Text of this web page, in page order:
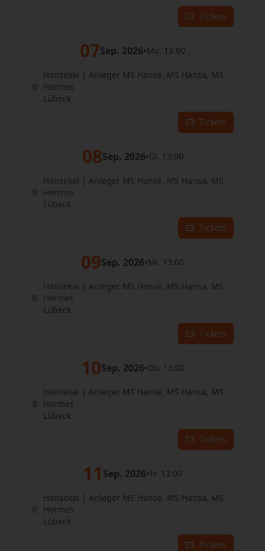
Tickets
07Sep. 2026•Mo. 13:00
Hansekai | Anleger MS Hanse, MS Hansa, MS
Hermes
Lübeck
Tickets
08Sep. 2026•Di. 13:00
Hansekai | Anleger MS Hanse, MS Hansa, MS
Hermes
Lübeck
Tickets
09Sep. 2026•Mi. 13:00
Hansekai | Anleger MS Hanse, MS Hansa, MS
Hermes
Lübeck
Tickets
10Sep. 2026•Do. 13:00
Hansekai | Anleger MS Hanse, MS Hansa, MS
Hermes
Lübeck
Tickets
11 Sep. 2026•Fr. 13:00
Hansekai | Anleger MS Hanse, MS Hansa, MS
Hermes
Lübeck
Tickets